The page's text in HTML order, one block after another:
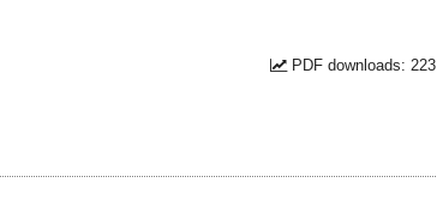
PDF downloads: 223